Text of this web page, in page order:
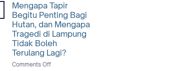
Mengapa Tapir
Begitu Penting Bagi
Hutan, dan Mengapa
Tragedi di Lampung
Tidak Boleh
Terulang Lagi?
Comments Offon